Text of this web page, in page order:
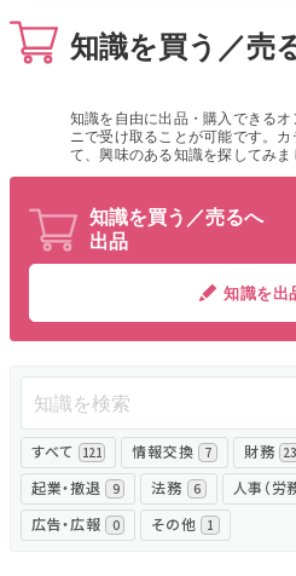
匿名360°評価
ちょこっと相談と
新規会員
ログイ
知識を買う／売
知識を自由に出品・購入できる
ニで受け取ることが可能です。
て、興味のある知識を探してみま
知識を買う／売るへ
出品
知識を出
すべて 121 情報交換 7 財務 23
起業・撤退 9 法務 6 人事（労
広告・広報 0 その他 1